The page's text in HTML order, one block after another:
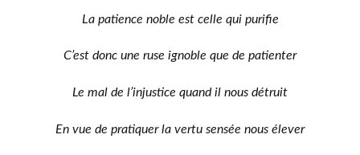
La patience noble est celle qui purifie
C’est donc une ruse ignoble que de patienter
Le mal de l’injustice quand il nous détruit
En vue de pratiquer la vertu sensée nous élever